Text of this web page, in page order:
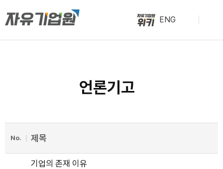
ENG
언론기고
No. 제목
기업의 존재 이유